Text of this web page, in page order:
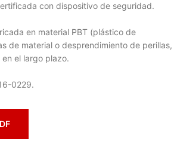
con dispositivo de seguridad.
en material PBT (plástico de
de material o desprendimiento de perillas,
el largo plazo.
0229.